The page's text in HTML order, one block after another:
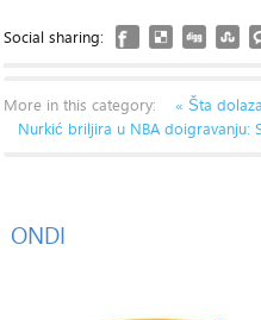
Social sharing:
More in this category:
« Šta
Nurkić briljira u NBA doigravanju:
ONDI